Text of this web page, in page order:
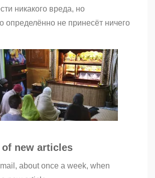
никакого вреда, но
определённо не принесёт ничего
new articles
about once a week, when